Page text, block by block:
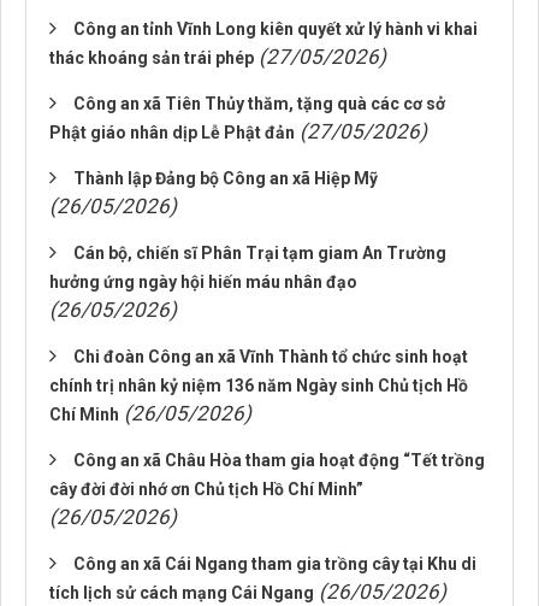
Công an tỉnh Vĩnh Long kiên quyết xử lý hành vi khai
thác khoáng sản trái phép (27/05/2026)
Công an xã Tiên Thủy thăm, tặng quà các cơ sở
Phật giáo nhân dịp Lễ Phật đản (27/05/2026)
Thành lập Đảng bộ Công an xã Hiệp Mỹ
(26/05/2026)
Cán bộ, chiến sĩ Phân Trại tạm giam An Trường
hưởng ứng ngày hội hiến máu nhân đạo
(26/05/2026)
Chi đoàn Công an xã Vĩnh Thành tổ chức sinh hoạt
chính trị nhân kỷ niệm 136 năm Ngày sinh Chủ tịch Hồ
Chí Minh (26/05/2026)
Công an xã Châu Hòa tham gia hoạt động “Tết trồng
cây đời đời nhớ ơn Chủ tịch Hồ Chí Minh”
(26/05/2026)
Công an xã Cái Ngang tham gia trồng cây tại Khu di
tích lịch sử cách mạng Cái Ngang (26/05/2026)